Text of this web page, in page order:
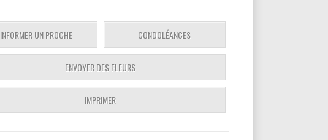
INFORMER UN PROCHE CONDOLÉANCES
ENVOYER DES FLEURS
IMPRIMER